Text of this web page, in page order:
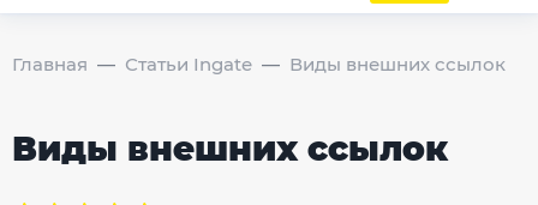
Главная Статьи Ingate Виды внешних ссылок
Виды внешних ссылок